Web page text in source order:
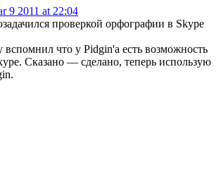
9 2011 at 22:04
проверкой орфографии в Skype
вспомнил что у Pidgin'a есть возможность
Сказано — сделано, теперь использую